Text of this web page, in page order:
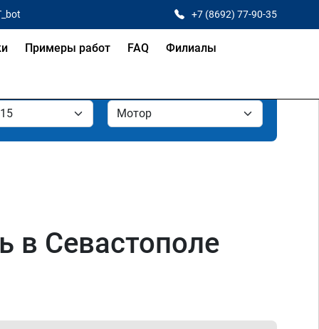
+7 (8692) 77-90-35
Примеры работ FAQ Филиалы
в Севастополе